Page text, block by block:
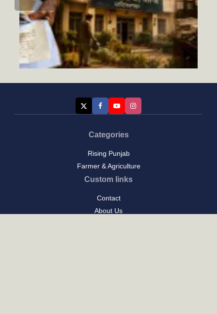
ਭਲੇ ਦਿਨਾਂ ਦੀਆਂ ਗੱਲਾਂ-(1)
Categories
Rising Punjab
Farmer & Agriculture
Custom links
Contact
About Us